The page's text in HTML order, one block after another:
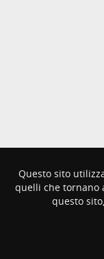
Questo sito
quelli che tornano
questo